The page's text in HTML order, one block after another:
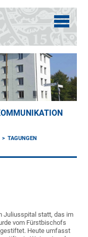
TAGUNGEN
Juliusspital statt, das im
vom Fürstbischofs
Heute umfasst